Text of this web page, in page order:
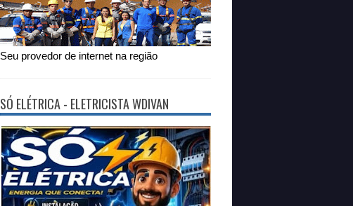
Seu provedor de internet na região
SÓ ELÉTRICA - ELETRICISTA WDIVAN